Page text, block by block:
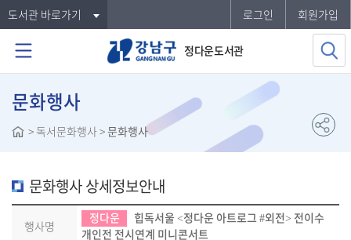
도서관 바로가기 로그인 회원가입
정다운도서관
문화행사
> 독서문화행사>문화행사
문화행사 상세정보안내
행사명 정다운
힙독서울 <정다운 아트로그 #외전> 전이수
개인전 전시연계 미니콘서트